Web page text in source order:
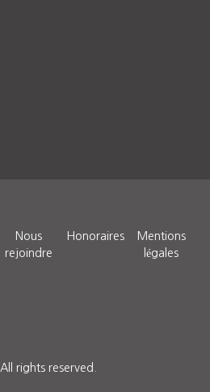
Nous
rejoindre
Honoraires
Mentions
légales
All rights reserved.